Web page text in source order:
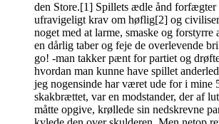
den Store.[1] Spillets ædle ånd forfægter
ufravigeligt krav om høflig[2] og
noget med at larme, smaske og forstyrre
en dårlig taber og feje de overlevende
go! -man takker pænt for partiet og
hvordan man kunne have spillet
jeg nogensinde har været ude for i mine
skakbrættet, var en modstander, der af
måtte opgive, krøllede sin nedskrevne